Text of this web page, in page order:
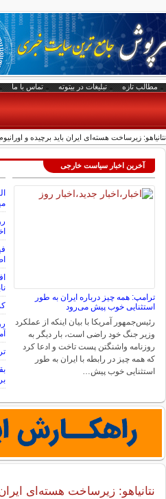
مطالب تازه تبلیغات در بیتوته تماس با ما
نتانیاهو: زیرساخت هسته‌ای ایران باید برچیده و اورانیوم
آخرین اخبار سیاست خارجی
ترامپ: همه چیز درباره ایران به طور
استثنایی خوب پیش می‌رود
رئیس‌جمهور آمریکا با بیان اینکه از عملکرد
وزیر جنگ خود راضی است، بار دیگر به
روزنامه واشنگتن پست تاخت و ادعا کرد
که همه چیز در رابطه با ایران به طور
استثنایی خوب پیش…
نتانیاهو: زیرساخت هسته‌ای